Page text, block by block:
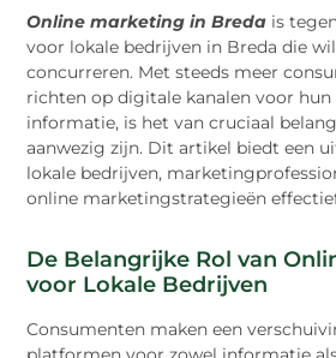
Online marketing in Breda is
voor lokale bedrijven in Breda die
concurreren. Met steeds meer
richten op digitale kanalen voor hun
informatie, is het van cruciaal
aanwezig zijn. Dit artikel biedt een
lokale bedrijven,
online marketingstrategieën
De Belangrijke Rol van
voor Lokale Bedrijven
Consumenten maken een